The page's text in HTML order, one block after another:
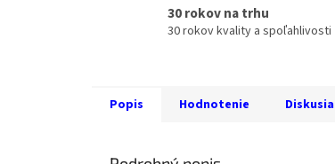
30 rokov na trhu
30 rokov kvality a spoľahlivosti
Popis Hodnotenie Diskusia